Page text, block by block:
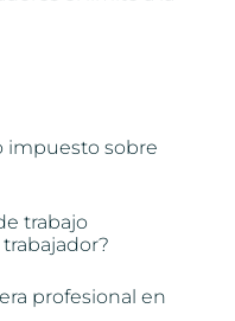
impuesto sobre
trabajo
profesional en